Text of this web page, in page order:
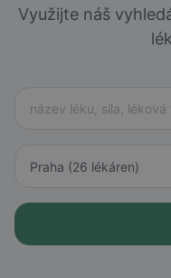
Využijte náš